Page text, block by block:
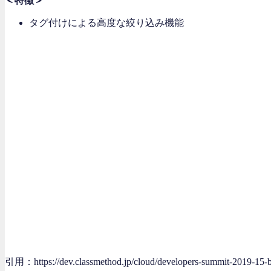
タグ付けによる高度な絞り込み機能
引用：https://dev.classmethod.jp/cloud/developers-summit-2019-15-